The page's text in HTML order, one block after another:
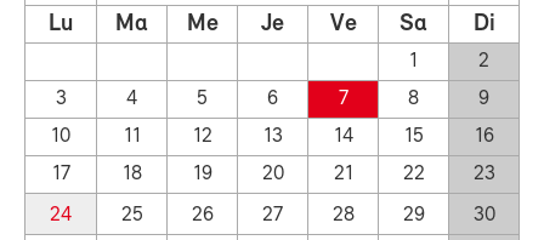
Lu Ma Me Je Ve Sa Di
1
2
3
4 5 6 7 8
9
10
11 12 13 14 15
16
17
18 19 20 21 22
23
24
25 26 27 28 29
30